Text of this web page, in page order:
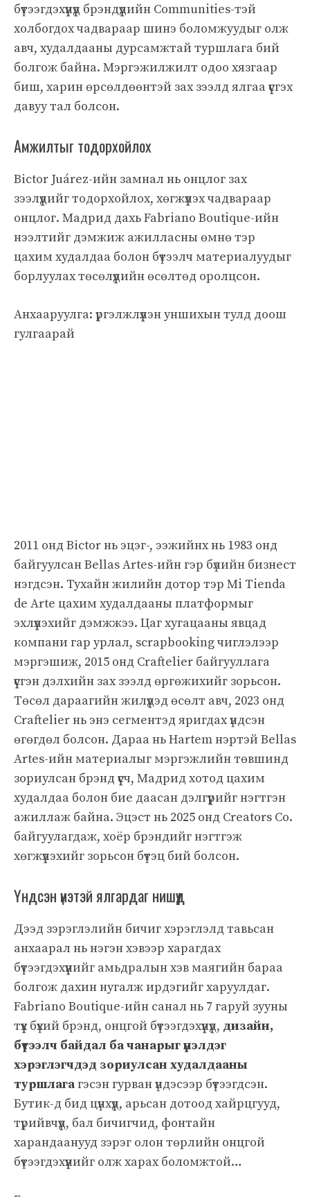
бүтээгдэхүүнүүд брэндүүдийн Communities-тэй
холбогдох чадвараар шинэ боломжуудыг олж
авч, худалдааны дурсамжтай туршлага бий
болгож байна. Мэргэжилжилт одоо хязгаар
биш, харин өрсөлдөөнтэй зах зээлд ялгаа үүсгэх
давуу тал болсон.
Амжилтыг тодорхойлох
Віctor Juárez-ийн замнал нь онцлог зах
зээлүүдийг тодорхойлох, хөгжүүлэх чадвараар
онцлог. Мадрид дахь Fabriano Boutique-ийн
нээлтийг дэмжиж ажилласны өмнө тэр
цахим худалдаа болон бүтээлч материалуудыг
борлуулах төсөлүүдийн өсөлтөд оролцсон.
Анхааруулга: үргэлжлүүлэн уншихын тулд доош
гулгаарай
2011 онд Віctor нь эцэг-, ээжийнх нь 1983 онд
байгуулсан Bellas Artes-ийн гэр бүлийн бизнест
нэгдсэн. Тухайн жилийн дотор тэр Mi Tienda
de Arte цахим худалдааны платформыг
эхлүүлэхийг дэмжжээ. Цаг хугацааны явцад
компани гар урлал, scrapbooking чиглэлээр
мэргэшиж, 2015 онд Craftelier байгууллага
үүсгэн дэлхийн зах зээлд өргөжихийг зорьсон.
Төсөл дараагийн жилүүдэд өсөлт авч, 2023 онд
Craftelier нь энэ сегментэд яригдах үндсэн
өгөгдөл болсон. Дараа нь Hartem нэртэй Bellas
Artes-ийн материалыг мэргэжлийн төвшинд
зориулсан брэнд үүсч, Мадрид хотод цахим
худалдаа болон бие даасан дэлгүүрийг нэгтгэн
ажиллаж байна. Эцэст нь 2025 онд Creators Co.
байгуулагдаж, хоёр брэндийг нэгтгэж
хөгжүүлэхийг зорьсон бүтэц бий болсон.
Үндсэн үнэтэй ялгардаг нишүүд
Дээд зэрэглэлийн бичиг хэрэглэлд тавьсан
анхаарал нь нэгэн хэвээр харагдах
бүтээгдэхүүнийг амьдралын хэв маягийн бараа
болгож дахин нугалж ирдэгийг харуулдаг.
Fabriano Boutique-ийн санал нь 7 гаруй зууны
түүх бүхий брэнд, онцгой бүтээгдэхүүнүүд, дизайн,
бүтээлч байдал ба чанарыг үнэлдэг
хэрэглэгчдэд зориулсан худалдааны
туршлагагэсэн гурван үндэсээр бүтээгдсэн.
Бутик-д бид цүнхүүд, арьсан дотоод хайрцгууд,
түрийвчүүд, бал бичигчид, фонтайн
харандаанууд зэрэг олон төрлийн онцгой
бүтээгдэхүүнийг олж харах боломжтой…